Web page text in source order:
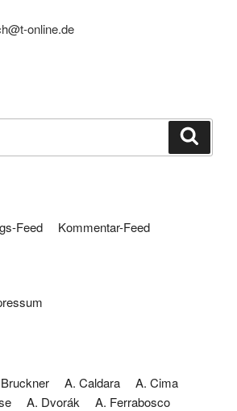
online.de
Feed
Kommentar-Feed
A. Caldara
A. Cima
A. Dvorák
A. Ferrabosco